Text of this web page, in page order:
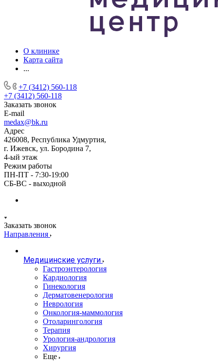
О клинике
Карта сайта
...
+7 (3412) 560-118
+7 (3412) 560-118
Заказать звонок
E-mail
medax@bk.ru
Адрес
426008, Республика Удмуртия,
г. Ижевск, ул. Бородина 7,
4-ый этаж
Режим работы
ПН-ПТ - 7:30-19:00
СБ-ВС - выходной
Заказать звонок
Направления
Медицинские услуги
Гастроэнтерология
Кардиология
Гинекология
Дерматовенерология
Неврология
Онкология-маммология
Отоларингология
Терапия
Урология-андрология
Хирургия
Еще